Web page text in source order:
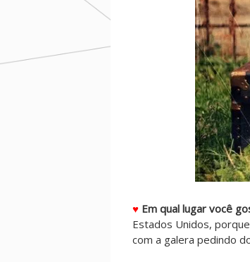
♥ Em qual lugar você
Estados Unidos,
com a galera pedindo